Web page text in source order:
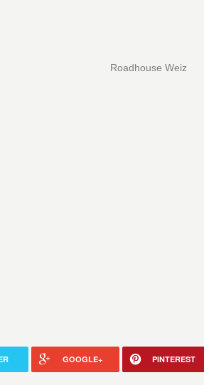
Roadhouse Weiz
GOOGLE+ PINTEREST